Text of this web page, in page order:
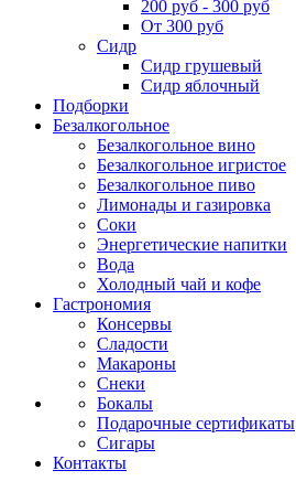
200 руб - 300 руб
От 300 руб
Сидр
Сидр грушевый
Сидр яблочный
Подборки
Безалкогольное
Безалкогольное вино
Безалкогольное игристое
Безалкогольное пиво
Лимонады и газировка
Соки
Энергетические напитки
Вода
Холодный чай и кофе
Гастрономия
Консервы
Сладости
Макароны
Снеки
Бокалы
Подарочные сертификаты
Сигары
Контакты